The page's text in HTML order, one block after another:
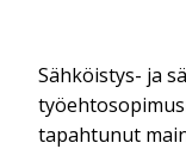
Sähköistys- ja
tapahtunut